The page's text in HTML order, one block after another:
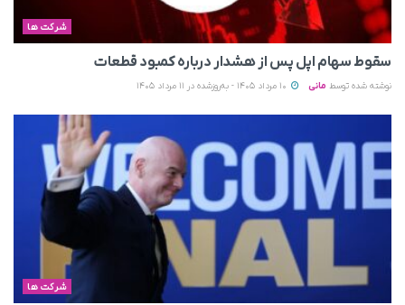
شرکت ها
سقوط سهام اپل پس از هشدار درباره کمبود قطعات
نوشته شده توسط مانی
شرکت ها